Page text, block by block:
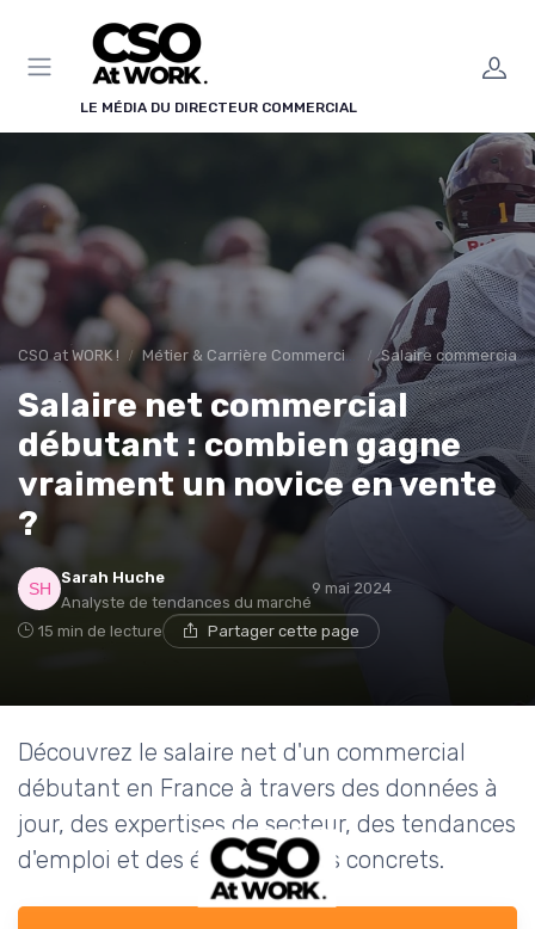
LE MÉDIA DU DIRECTEUR COMMERCIAL
CSO at WORK ! Métier & Carrière Commerciale Salaire commercial
Salaire net commercial
débutant : combien gagne
vraiment un novice en vente
?
Sarah Huche
Analyste de tendances du marché
9 mai 2024
15 min de lecture Partager cette page
Découvrez le salaire net d'un commercial
débutant en France à travers des données à
jour, des expertises de secteur, des tendances
d'emploi et des études de cas concrets.